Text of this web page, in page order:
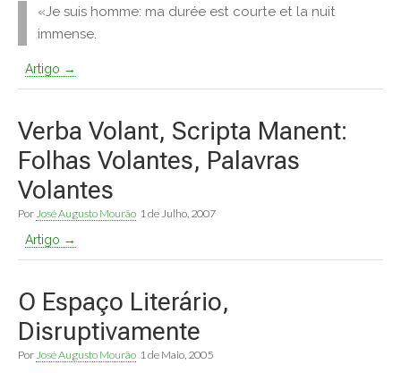
«Je suis homme: ma durée est courte et la nuit
immense.
Artigo →
Verba Volant, Scripta Manent:
Folhas Volantes, Palavras
Volantes
Por José Augusto Mourão 1 de Julho, 2007
Artigo →
O Espaço Literário,
Disruptivamente
Por José Augusto Mourão 1 de Maio, 2005